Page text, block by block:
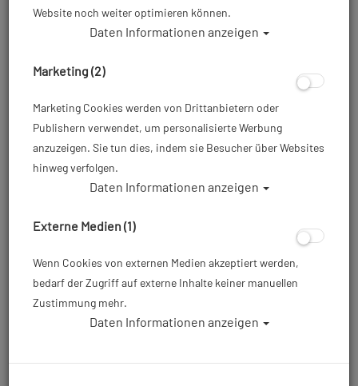
Herren #
139,00 €*
Website noch weiter optimieren können.
Daten Informationen anzeigen
Marketing (2)
Marketing Cookies werden von Drittanbietern oder
Publishern verwendet, um personalisierte Werbung
anzuzeigen. Sie tun dies, indem sie Besucher über Websites
hinweg verfolgen.
Daten Informationen anzeigen
Externe Medien (1)
Wenn Cookies von externen Medien akzeptiert werden,
bedarf der Zugriff auf externe Inhalte keiner manuellen
Zustimmung mehr.
Daten Informationen anzeigen